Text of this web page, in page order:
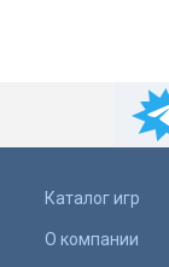
Каталог игр
О компании